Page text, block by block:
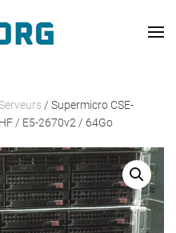
/ Supermicro CSE-
/ E5-2670v2 / 64Go